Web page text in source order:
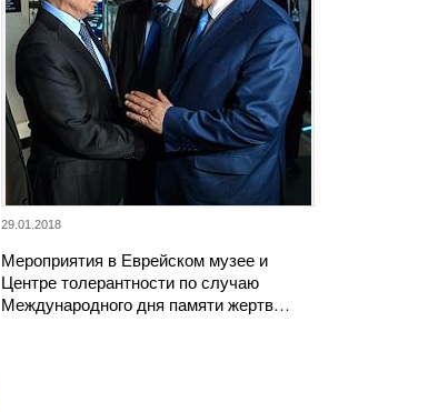
29.01.2018
Мероприятия в Еврейском музее и
Центре толерантности по случаю
Международного дня памяти жертв…